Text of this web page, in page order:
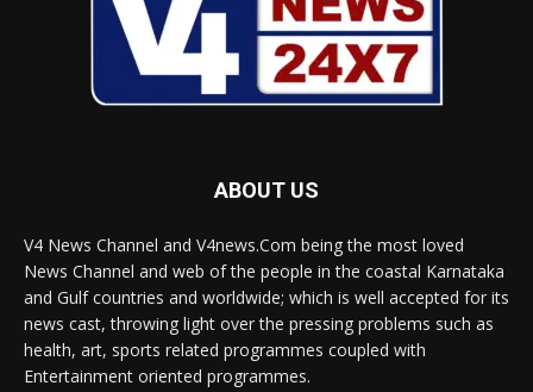
ABOUT US
V4 News Channel and V4news.Com being the most loved
News Channel and web of the people in the coastal Karnataka
and Gulf countries and worldwide; which is well accepted for its
news cast, throwing light over the pressing problems such as
health, art, sports related programmes coupled with
Entertainment oriented programmes.